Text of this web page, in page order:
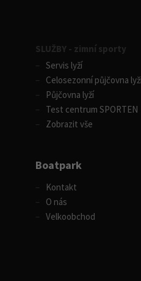
SLUŽBY - zimní sporty
Servis lyží
Celosezonní půjčovna
Půjčovna lyží
Test centrum SPORTEN
Zobrazit vše
Boatpark
Kontakt
O nás
Velkoobchod